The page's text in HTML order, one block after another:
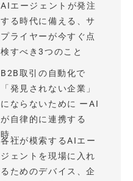
AIエージェントが発注
する時代に備える、サ
プライヤーが今すぐ点
検すべき3つのこと
B2B取引の自動化で
「発見されない企業」
にならないために ーAI
が自律的に連携する
時...
各社が模索するAIエー
ジェントを現場に入れ
るためのデバイス、企